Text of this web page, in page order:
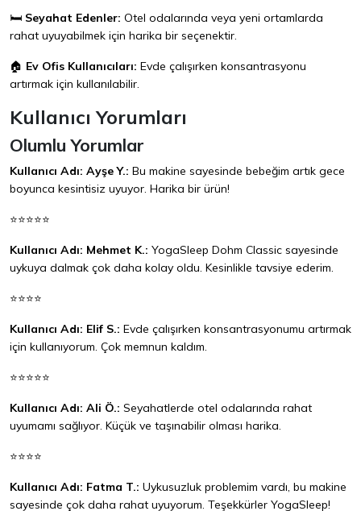
🛏️ Seyahat Edenler: Otel odalarında veya yeni ortamlarda
rahat uyuyabilmek için harika bir seçenektir.
🏠 Ev Ofis Kullanıcıları: Evde çalışırken konsantrasyonu
artırmak için kullanılabilir.
Kullanıcı Yorumları
Olumlu Yorumlar
Kullanıcı Adı: Ayşe Y.: Bu makine sayesinde bebeğim artık gece
boyunca kesintisiz uyuyor. Harika bir ürün!
⭐⭐⭐⭐⭐
Kullanıcı Adı: Mehmet K.: YogaSleep Dohm Classic sayesinde
uykuya dalmak çok daha kolay oldu. Kesinlikle tavsiye ederim.
⭐⭐⭐⭐
Kullanıcı Adı: Elif S.: Evde çalışırken konsantrasyonumu artırmak
için kullanıyorum. Çok memnun kaldım.
⭐⭐⭐⭐⭐
Kullanıcı Adı: Ali Ö.: Seyahatlerde otel odalarında rahat
uyumamı sağlıyor. Küçük ve taşınabilir olması harika.
⭐⭐⭐⭐
Kullanıcı Adı: Fatma T.: Uykusuzluk problemim vardı, bu makine
sayesinde çok daha rahat uyuyorum. Teşekkürler YogaSleep!